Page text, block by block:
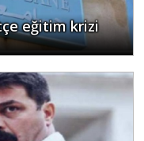
eğitim krizi